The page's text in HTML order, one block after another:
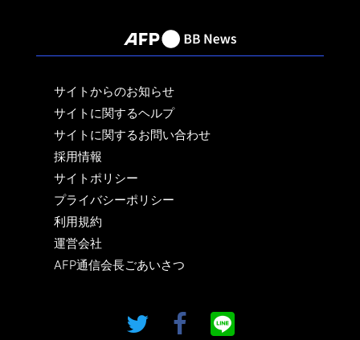
サイトからのお知らせ
サイトに関するヘルプ
サイトに関するお問い合わせ
採用情報
サイトポリシー
プライバシーポリシー
利用規約
運営会社
AFP通信会長ごあいさつ